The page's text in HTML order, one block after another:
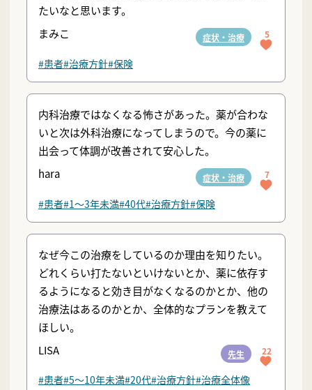
たいなと思います。
まみこ
症状・治療 5
#患者#治療方針#保険
内科治療ではなくなる怖さがあった。薬が合わな
いと次は外科治療になってしまうので。今の薬に
出会って体調が改善されて安心した。
hara
症状・治療 7
#患者#1〜3年未満#40代#治療方針#保険
なぜ今この治療をしているのか理由を知りたい。
どれくらい打たないといけないとか、薬に依存す
るようになると効き目がなくなるのかとか、他の
治療法はあるのかとか、全体的なプランを教えて
ほしい。
LISA
先生 22
#患者#5〜10年未満#20代#治療方針#治療全体像